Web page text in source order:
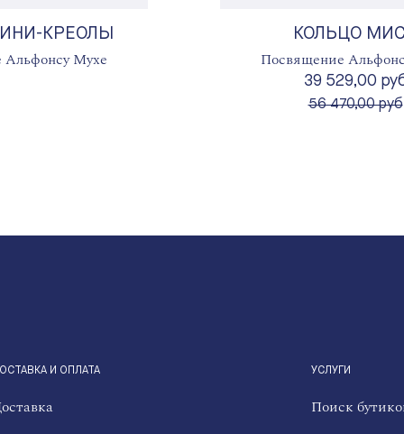
КРЕОЛЫ
Мухе
КОЛЬЦО
Посвящение
39 529,00
вместо
56 470,00 руб
И ОПЛАТА УСЛУГИ
Поиск